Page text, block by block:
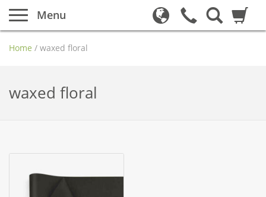
Menu
Home / waxed floral
waxed floral